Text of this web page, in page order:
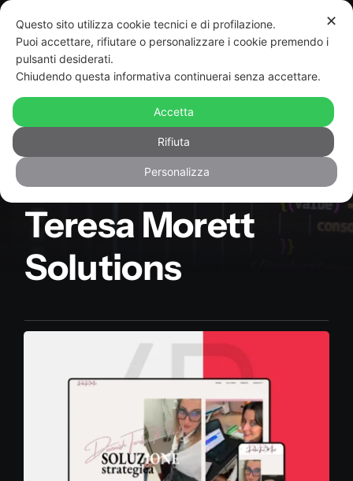
Salta
contenuto
Toggle
Teresa Morett
Solutions
✕
Questo sito utilizza cookie tecnici e di profilazione.
Puoi accettare, rifiutare o personalizzare i cookie premendo i
pulsanti desiderati.
Chiudendo questa informativa continuerai senza accettare.
Accetta
Rifiuta
Personalizza